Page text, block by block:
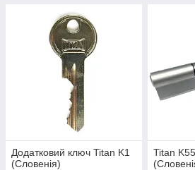
Додатковий ключ Titan K1
(Словенія)
Titan